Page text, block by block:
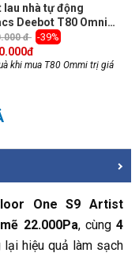
lau nhà tự động
Deebot T80 Omni
18.000Pa, Chống rối
đ -39%
đ
khi mua T80 Ommi trị giá
One S9 Artist
22.000Pa, cùng4
hiệu quả làm sạch